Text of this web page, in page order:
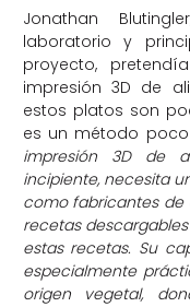
Jonathan
laboratorio y
proyecto,
impresión 3D de
estos platos son
es un método poco
impresión 3D de
incipiente, necesita
como fabricantes de
recetas
estas recetas. Su
especialmente
origen vegetal,